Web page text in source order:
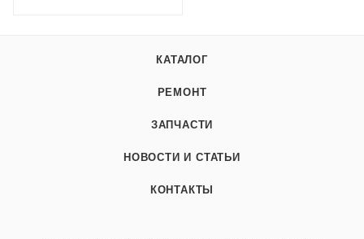
КАТАЛОГ
РЕМОНТ
ЗАПЧАСТИ
НОВОСТИ И СТАТЬИ
КОНТАКТЫ